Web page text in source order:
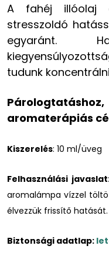
A fahéj illóolaj
stresszoldó
egyaránt.
tudunk
aromaterápiás
Kiszerelés: 10 ml/üveg
Felhasználási javaslat
aromalámpa vízzel
élvezzük frissítő hatását.
Biztonsági adatlap: